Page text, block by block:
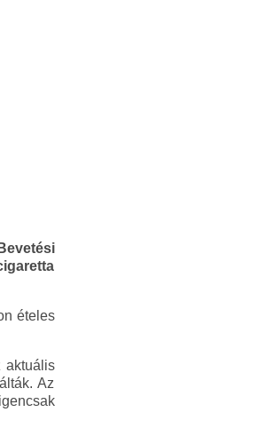
ételes
aktuális
Az